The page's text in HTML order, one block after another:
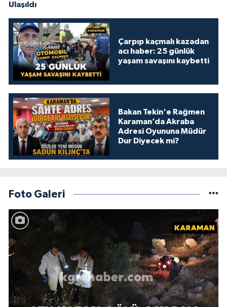
Ulaşıldı
Çarpıp kaçmalı kazadan
acı haber: 25 günlük
yaşam savaşını kaybetti
Bakan Tekin'e Rağmen
Karaman’da Akraba
Adresi Oyununa Müdür
Dur Diyecek mi?
Foto Galeri